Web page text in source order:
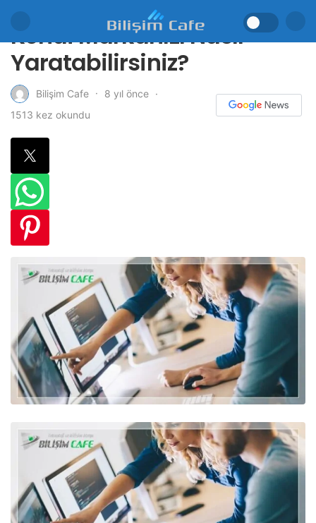
Kendi Markanızı Nasıl
Yaratabilirsiniz?
Bilişim Cafe
8 yıl önce
1513 kez okundu